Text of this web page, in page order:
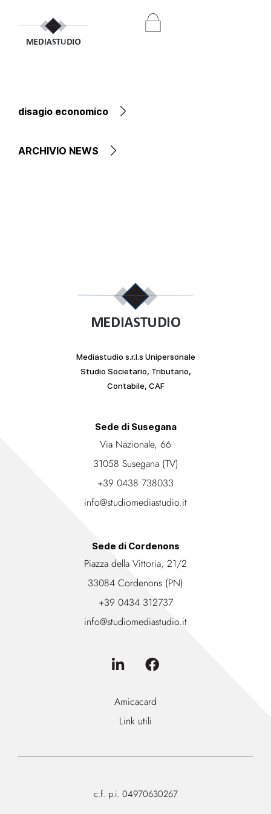
disagio economico
ARCHIVIO NEWS
Mediastudio s.r.l.s Unipersonale
Studio Societario, Tributario,
Contabile, CAF
Sede di Susegana
Via Nazionale, 66
31058 Susegana (TV)
+39 0438 738033
info@studiomediastudio.it
Sede di Cordenons
Piazza della Vittoria, 21/2
33084 Cordenons (PN)
+39 0434 312737
info@studiomediastudio.it
Amicacard
Link utili
c.f. p.i. 04970630267